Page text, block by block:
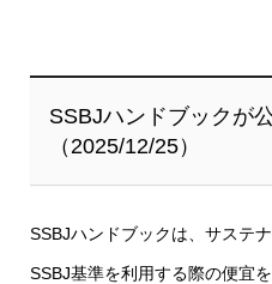
SSBJハンドブックが
（2025/12/25）
SSBJハンドブックは、サステ
SSBJ基準を利用する際の便宜